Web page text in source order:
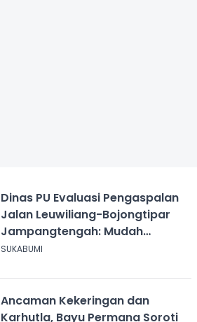
Dinas PU Evaluasi Pengaspalan
Jalan Leuwiliang-Bojongtipar
Jampangtengah: Mudah
Mengelupas
SUKABUMI
Ancaman Kekeringan dan
Karhutla, Bayu Permana Soroti